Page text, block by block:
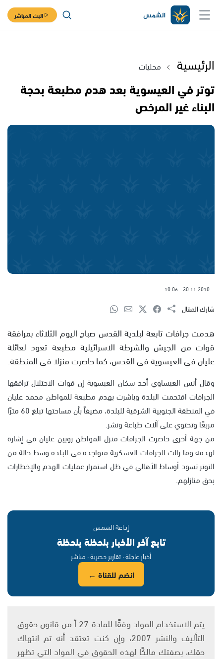
البث المباشر
الرئيسية محليات
توتر في العيسوية بعد هدم مطبعة بحجة
البناء غير المرخص
30.11.2010
10:06
شارك المقال
هدمت جرافات تابعة لبلدية القدس صباح اليوم الثلاثاء بمرافقة
قوات من الجيش والشرطة الاسرائيلية مطبعة تعود لعائلة
عليان في العيسوية في القدس، كما حاصرت منزلا في المنطقة.
وقال أنس العيساوي أحد سكان العيسوية إن قوات الاحتلال ترافقها
الجرافات اقتحمت البلدة وباشرت بهدم مطبعة للمواطن محمد عليان
في المنطقة الجنوبية الشرقية للبلدة، مضيفاً بأن مساحتها تبلغ 60 مترًا
مربعًا وتحتوي على آلات طباعة ونشر.
من جهة أخرى حاصرت الجرافات منزل المواطن روبين عليان في إشارة
لهدمه وما زالت الجرافات العسكرية متواجدة في البلدة وسط حالة من
التوتر تسود أوساط الأهالي في ظل استمرار عمليات الهدم والإخطارات
بحق منازلهم.
إذاعة الشمس
تابع آخر الأخبار بلحظة بلحظة
أخبار عاجلة · تقارير حصرية · مباشر
انضم للقناة ←
يتم الاستخدام المواد وفقًا للمادة 27 أ من قانون حقوق
التأليف والنشر 2007، وإن كنت تعتقد أنه تم انتهاك
حقك، بصفتك مالكًا لهذه الحقوق في المواد التي تظهر